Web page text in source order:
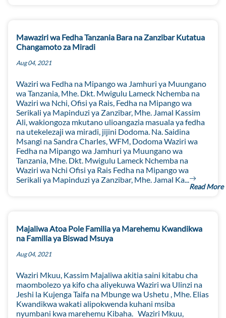
Mawaziri wa Fedha Tanzania Bara na Zanzibar Kutatua
Changamoto za Miradi
Aug 04, 2021
Waziri wa Fedha na Mipango wa Jamhuri ya Muungano
wa Tanzania, Mhe. Dkt. Mwigulu Lameck Nchemba na
Waziri wa Nchi, Ofisi ya Rais, Fedha na Mipango wa
Serikali ya Mapinduzi ya Zanzibar, Mhe. Jamal Kassim
Ali, wakiongoza mkutano ulioangazia masuala ya fedha
na utekelezaji wa miradi, jijini Dodoma. Na. Saidina
Msangi na Sandra Charles, WFM, Dodoma Waziri wa
Fedha na Mipango wa Jamhuri ya Muungano wa
Tanzania, Mhe. Dkt. Mwigulu Lameck Nchemba na
Waziri wa Nchi Ofisi ya Rais Fedha na Mipango wa
Serikali ya Mapinduzi ya Zanzibar, Mhe. Jamal Ka...
Read More
Majaliwa Atoa Pole Familia ya Marehemu Kwandikwa
na Familia ya Biswad Msuya
Aug 04, 2021
Waziri Mkuu, Kassim Majaliwa akitia saini kitabu cha
maombolezo ya kifo cha aliyekuwa Waziri wa Ulinzi na
Jeshi la Kujenga Taifa na Mbunge wa Ushetu , Mhe. Elias
Kwandikwa wakati alipokwenda kuhani msiba
nyumbani kwa marehemu Kibaha. Waziri Mkuu,